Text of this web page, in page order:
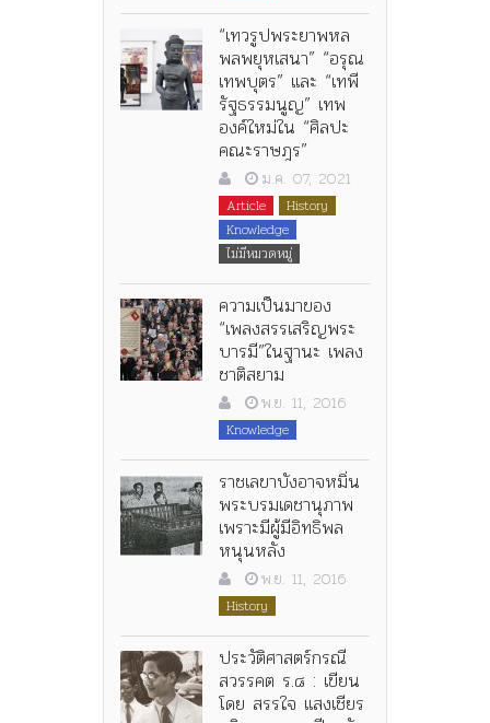
“เทวรูปพระยาพหล
พลพยุหเสนา” “อรุณ
เทพบุตร” และ “เทพี
รัฐธรรมนูญ” เทพ
องค์ใหม่ใน “ศิลปะ
คณะราษฎร”
ม.ค. 07, 2021
Article
History
Knowledge
ไม่มีหมวดหมู่
ความเป็นมาของ
“เพลงสรรเสริญพระ
บารมี”ในฐานะ เพลง
ชาติสยาม
พ.ย. 11, 2016
Knowledge
ราชเลขาบังอาจหมิ่น
พระบรมเดชานุภาพ
เพราะมีผู้มีอิทธิพล
หนุนหลัง
พ.ย. 11, 2016
History
ประวัติศาสตร์กรณี
สวรรคต ร.๘ : เขียน
โดย สรรใจ แสงเชียร